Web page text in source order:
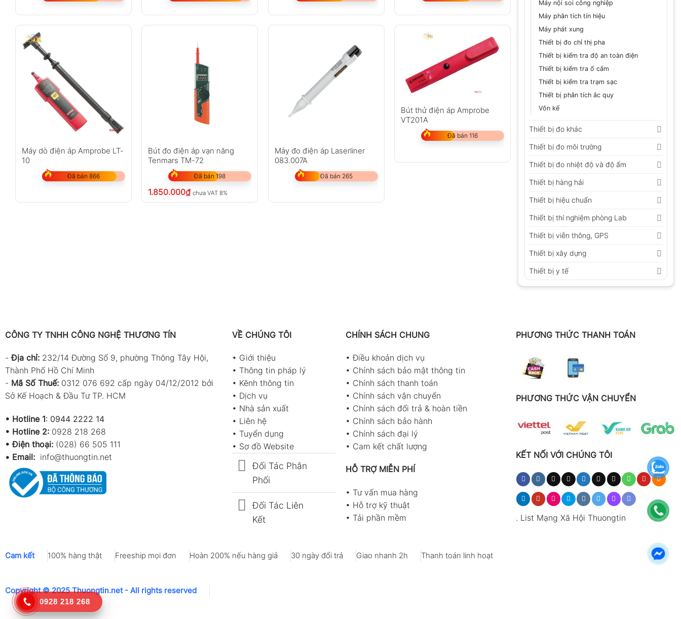
Máy nội soi công nghiệp
Máy phân tích tín hiệu
Máy phát xung
Thiết bị đo chỉ thị pha
Thiết bị kiểm tra độ an toàn điện
Thiết bị kiểm tra ổ cắm
Thiết bị kiểm tra trạm sạc
Thiết bị phân tích ắc quy
Vôn kế
Thiết bị đo khác
Thiết bị đo môi trường
Thiết bị đo nhiệt độ và độ ẩm
Thiết bị hàng hải
Thiết bị hiệu chuẩn
Thiết bị thí nghiệm phòng Lab
Thiết bị viễn thông, GPS
Thiết bị xây dựng
Thiết bị y tế
Máy dò điện áp Amprobe LT-
10
Đã bán 866
Bút đo điện áp vạn năng
Tenmars TM-72
Đã bán 198
1.850.000₫ chưa VAT 8%
Máy đo điện áp Laserliner
083.007A
Đã bán 265
Bút thử điện áp Amprobe
VT201A
Đã bán 116
CÔNG TY TNHH CÔNG NGHỆ THƯƠNG TÍN
-Địa chỉ: 232/14 Đường Số 9, phường Thông Tây Hội,
Thành Phố Hồ Chí Minh
- Mã Số Thuế: 0312 076 692 cấp ngày 04/12/2012 bởi
Sở Kế Hoạch & Đầu Tư TP. HCM
• Hotline 1: 0944 2222 14
• Hotline 2: 0928 218 268
• Điện thoại: (028) 66 505 111
• Email: info@thuongtin.net
VỀ CHÚNG TÔI
• Giới thiệu
• Thông tin pháp lý
• Kênh thông tin
• Dịch vụ
• Nhà sản xuất
• Liên hệ
• Tuyển dụng
• Sơ đồ Website
Đối Tác Phân
Phối
Đối Tác Liên
Kết
CHÍNH SÁCH CHUNG
•Điều khoản dịch vụ
• Chính sách bảo mật thông tin
• Chính sách thanh toán
• Chính sách vận chuyển
• Chính sách đổi trả & hoàn tiền
• Chính sách bảo hành
• Chính sách đại lý
• Cam kết chất lượng
HỖ TRỢ MIỄN PHÍ
• Tư vấn mua hàng
• Hỗ trợ kỹ thuật
• Tải phần mềm
PHƯƠNG THỨC THANH TOÁN
PHƯƠNG THỨC VẬN CHUYỂN
KẾT NỐI VỚI CHÚNG TÔI
. List Mạng Xã Hội Thuongtin
Cam kết 100% hàng thật Freeship mọi đơn Hoàn 200% nếu hàng giả 30 ngày đổi trả Giao nhanh 2h Thanh toán linh hoạt
Copyright © 2025 Thuongtin.net - All rights reserved
0928 218 268